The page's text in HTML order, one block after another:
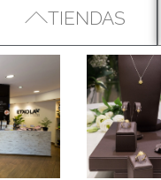
TIENDAS